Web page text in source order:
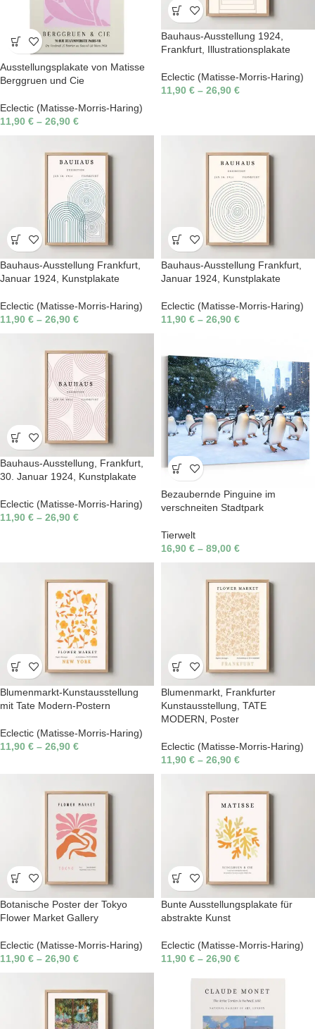
Ausstellungsplakate von Matisse
Berggruen und Cie
Eclectic (Matisse-Morris-Haring)
11,90 € – 26,90 €
Bauhaus-Ausstellung 1924,
Frankfurt, Illustrationsplakate
Eclectic (Matisse-Morris-Haring)
11,90 € – 26,90 €
Bauhaus-Ausstellung Frankfurt,
Januar 1924, Kunstplakate
Eclectic (Matisse-Morris-Haring)
11,90 € – 26,90 €
Bauhaus-Ausstellung Frankfurt,
Januar 1924, Kunstplakate
Eclectic (Matisse-Morris-Haring)
11,90 € – 26,90 €
Bauhaus-Ausstellung, Frankfurt,
30. Januar 1924, Kunstplakate
Eclectic (Matisse-Morris-Haring)
11,90 € – 26,90 €
Bezaubernde Pinguine im
verschneiten Stadtpark
Tierwelt
16,90 € – 89,00 €
Blumenmarkt-Kunstausstellung
mit Tate Modern-Postern
Eclectic (Matisse-Morris-Haring)
11,90 € – 26,90 €
Blumenmarkt, Frankfurter
Kunstausstellung, TATE
MODERN, Poster
Eclectic (Matisse-Morris-Haring)
11,90 € – 26,90 €
Botanische Poster der Tokyo
Flower Market Gallery
Eclectic (Matisse-Morris-Haring)
11,90 € – 26,90 €
Bunte Ausstellungsplakate für
abstrakte Kunst
Eclectic (Matisse-Morris-Haring)
11,90 € – 26,90 €